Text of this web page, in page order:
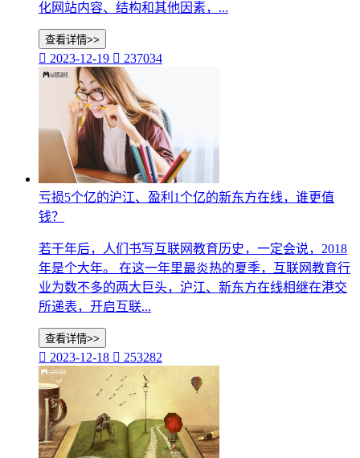
化网站内容、结构和其他因素，...
查看详情>>
 2023-12-19  237034
亏损5个亿的沪江、盈利1个亿的新东方在线，谁更值
钱？
若干年后，人们书写互联网教育历史，一定会说，2018
年是个大年。 在这一年里最炎热的夏季，互联网教育行
业为数不多的两大巨头，沪江、新东方在线相继在港交
所递表，开启互联...
查看详情>>
 2023-12-18  253282